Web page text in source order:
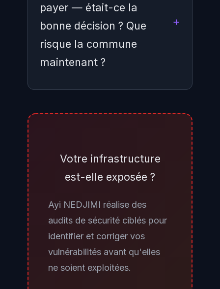
payer — était-ce la
bonne décision ? Que
risque la commune
maintenant ?
des autorités françaises et
simple : payer finance les acteurs
malveillants, ne garantit pas la
récupération complète des
contre la même cible ou des cibles
similaires. C'est donc la bonne
Votre infrastructure
est-elle exposée ?
Ayi NEDJIMI réalise des
audits de sécurité ciblés pour
identifier et corriger vos
vulnérabilités avant qu'elles
ne soient exploitées.